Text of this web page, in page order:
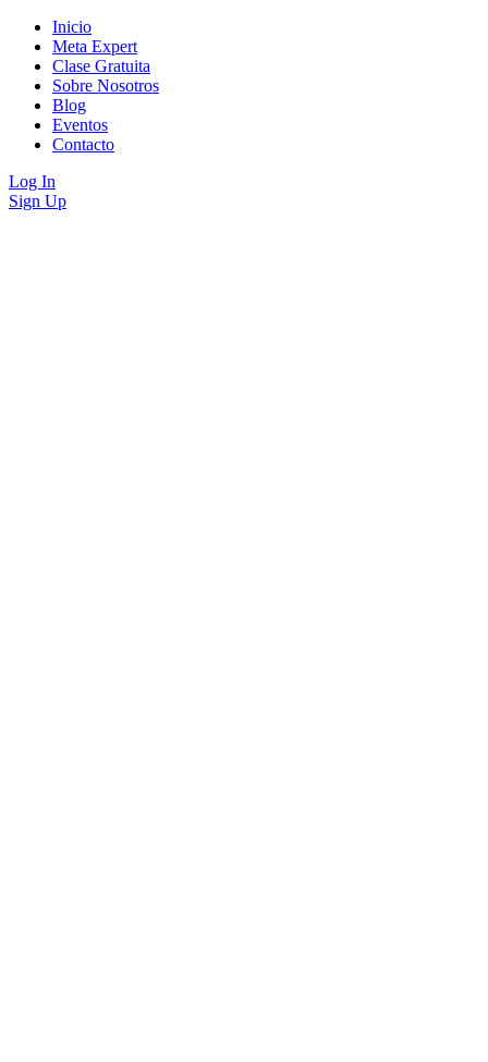
Inicio
Meta Expert
Clase Gratuita
Sobre Nosotros
Blog
Eventos
Contacto
Log In
Sign Up